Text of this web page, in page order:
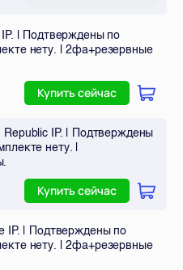
| Подтверждены по
нету. | 2фа+резервные
Купить сейчас
IP. | Подтверждены
нету. |
Купить сейчас
IP. | Подтверждены по
нету. | 2фа+резервные